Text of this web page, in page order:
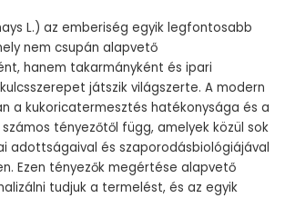
L.) az emberiség egyik legfontosabb
nem csupán alapvető
hanem takarmányként és ipari
játszik világszerte. A modern
a kukoricatermesztés hatékonysága és a
tényezőtől függ, amelyek közül sok
adottságaival és szaporodásbiológiájával
Ezen tényezők megértése alapvető
tudjuk a termelést, és az egyik